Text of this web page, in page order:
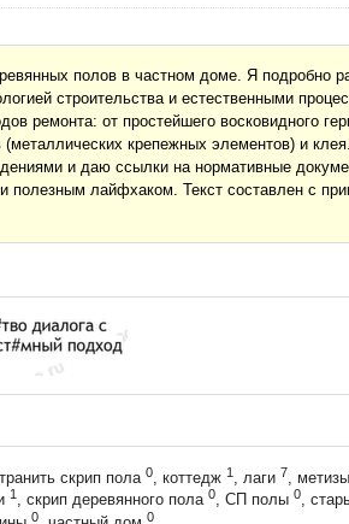
полов в частном доме. Я подробно
строительства и естественными
ремонта: от простейшего восковидного
крепежных элементов) и
и даю ссылки на нормативные
лайфхаком. Текст составлен с
скрип пола 0, коттедж 1, лаги 7, метизы
1 , скрип деревянного пола 0, СП полы 0,
0 0